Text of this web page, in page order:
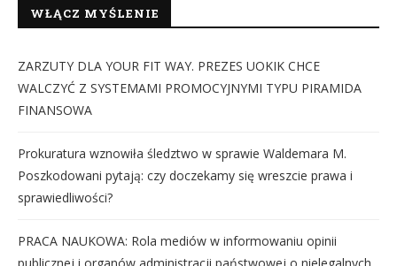
WŁĄCZ MYŚLENIE
ZARZUTY DLA YOUR FIT WAY. PREZES UOKIK CHCE
WALCZYĆ Z SYSTEMAMI PROMOCYJNYMI TYPU PIRAMIDA
FINANSOWA
Prokuratura wznowiła śledztwo w sprawie Waldemara M.
Poszkodowani pytają: czy doczekamy się wreszcie prawa i
sprawiedliwości?
PRACA NAUKOWA: Rola mediów w informowaniu opinii
publicznej i organów administracji państwowej o nielegalnych